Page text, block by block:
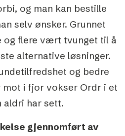
og man kan bestille
selv ønsker. Grunnet
og flere vært tvunget til å
alternative løsninger.
og bedre
mot i fjor vokser Ordr i et
aldri har sett.
gjennomført av